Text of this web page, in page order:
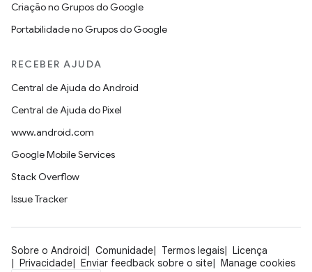
Criação no Grupos do Google
Portabilidade no Grupos do Google
RECEBER AJUDA
Central de Ajuda do Android
Central de Ajuda do Pixel
www.android.com
Google Mobile Services
Stack Overflow
Issue Tracker
Sobre o Android Comunidade Termos legais
Licença
Privacidade
Enviar feedback sobre o site Manage cookies